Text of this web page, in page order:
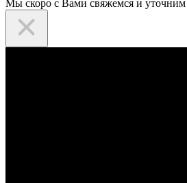
Мы скоро с Вами свяжемся и уточним